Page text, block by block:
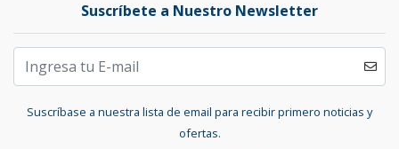
Suscríbete a Nuestro Newsletter
Suscríbase a nuestra lista de email para recibir primero noticias y
ofertas.